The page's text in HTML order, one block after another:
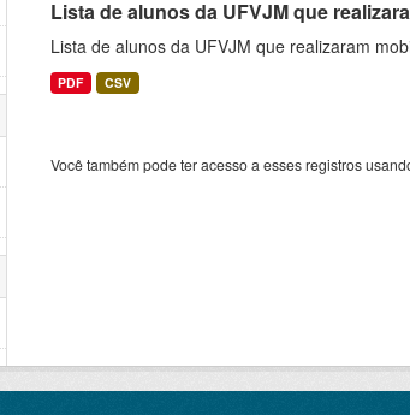
Lista de alunos da UFVJM que
Lista de alunos da UFVJM que realizaram
PDF CSV
Você também pode ter acesso a esses registros